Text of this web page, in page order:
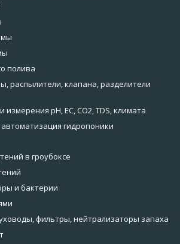
полива
распылители, клапана, разделители
pH, EC, CO2, TDS, климата
гидропоники
в гроубоксе
и бактерии
фильтры, нейтрализаторы запаха